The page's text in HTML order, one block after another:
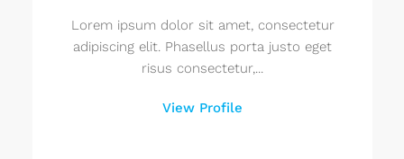
Lorem ipsum dolor sit amet, consectetur
adipiscing elit. Phasellus porta justo eget
risus consectetur,...
View Profile